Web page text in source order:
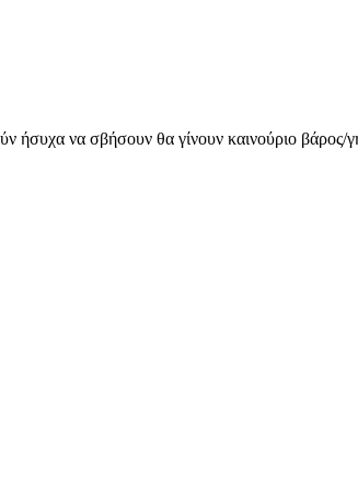
να σβήσουν θα γίνουν καινούριο